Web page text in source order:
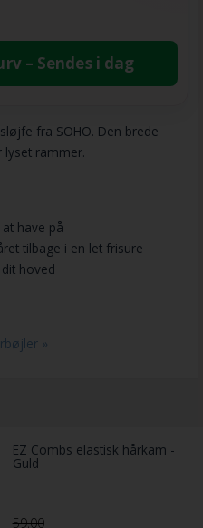
– Sendes i dag
fra SOHO. Den brede
rammer.
have på
tilbage i en let frisure
hoved
»
EZ Combs elastisk hårkam -
Guld
59,00